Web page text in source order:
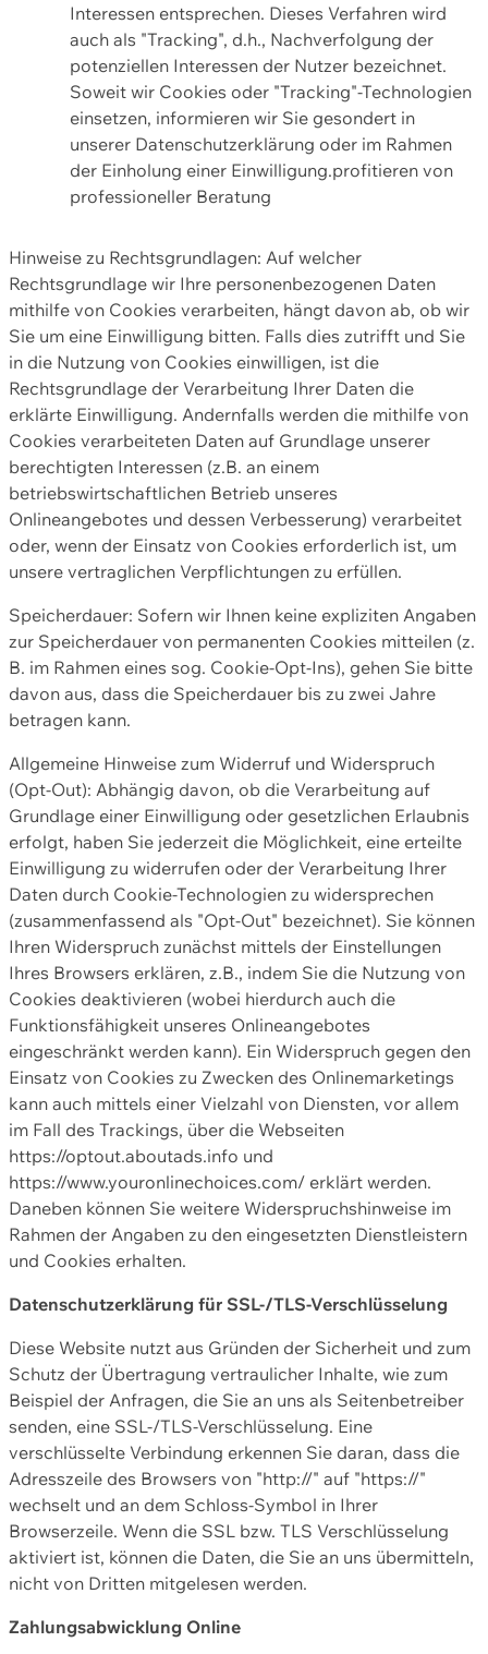
Interessen entsprechen. Dieses Verfahren wird
auch als "Tracking", d.h., Nachverfolgung der
potenziellen Interessen der Nutzer bezeichnet.
Soweit wir Cookies oder "Tracking"-Technologien
einsetzen, informieren wir Sie gesondert in
unserer Datenschutzerklärung oder im Rahmen
der Einholung einer Einwilligung.profitieren von
professioneller Beratung
Hinweise zu Rechtsgrundlagen: Auf welcher
Rechtsgrundlage wir Ihre personenbezogenen Daten
mithilfe von Cookies verarbeiten, hängt davon ab, ob wir
Sie um eine Einwilligung bitten. Falls dies zutrifft und Sie
in die Nutzung von Cookies einwilligen, ist die
Rechtsgrundlage der Verarbeitung Ihrer Daten die
erklärte Einwilligung. Andernfalls werden die mithilfe von
Cookies verarbeiteten Daten auf Grundlage unserer
berechtigten Interessen (z.B. an einem
betriebswirtschaftlichen Betrieb unseres
Onlineangebotes und dessen Verbesserung) verarbeitet
oder, wenn der Einsatz von Cookies erforderlich ist, um
unsere vertraglichen Verpflichtungen zu erfüllen.
Speicherdauer: Sofern wir Ihnen keine expliziten Angaben
zur Speicherdauer von permanenten Cookies mitteilen (z.
B. im Rahmen eines sog. Cookie-Opt-Ins), gehen Sie bitte
davon aus, dass die Speicherdauer bis zu zwei Jahre
betragen kann.
Allgemeine Hinweise zum Widerruf und Widerspruch
(Opt-Out): Abhängig davon, ob die Verarbeitung auf
Grundlage einer Einwilligung oder gesetzlichen Erlaubnis
erfolgt, haben Sie jederzeit die Möglichkeit, eine erteilte
Einwilligung zu widerrufen oder der Verarbeitung Ihrer
Daten durch Cookie-Technologien zu widersprechen
(zusammenfassend als "Opt-Out" bezeichnet). Sie können
Ihren Widerspruch zunächst mittels der Einstellungen
Ihres Browsers erklären, z.B., indem Sie die Nutzung von
Cookies deaktivieren (wobei hierdurch auch die
Funktionsfähigkeit unseres Onlineangebotes
eingeschränkt werden kann). Ein Widerspruch gegen den
Einsatz von Cookies zu Zwecken des Onlinemarketings
kann auch mittels einer Vielzahl von Diensten, vor allem
im Fall des Trackings, über die Webseiten
https://optout.aboutads.info und
https://www.youronlinechoices.com/ erklärt werden.
Daneben können Sie weitere Widerspruchshinweise im
Rahmen der Angaben zu den eingesetzten Dienstleistern
und Cookies erhalten.
Datenschutzerklärung für SSL-/TLS-Verschlüsselung
Diese Website nutzt aus Gründen der Sicherheit und zum
Schutz der Übertragung vertraulicher Inhalte, wie zum
Beispiel der Anfragen, die Sie an uns als Seitenbetreiber
senden, eine SSL-/TLS-Verschlüsselung. Eine
verschlüsselte Verbindung erkennen Sie daran, dass die
Adresszeile des Browsers von "http://" auf "https://"
wechselt und an dem Schloss-Symbol in Ihrer
Browserzeile. Wenn die SSL bzw. TLS Verschlüsselung
aktiviert ist, können die Daten, die Sie an uns übermitteln,
nicht von Dritten mitgelesen werden.
Zahlungsabwicklung Online